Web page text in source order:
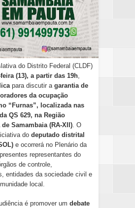
do Distrito Federal (CLDF)
(13), a partir das 19h
para discutir a garantia de
da ocupação
“Furnas”, localizada nas
QS 629, na Região
Samambaia (RA‑XII) . O
do deputado distrital
e ocorrerá no Plenário da
representantes do
de controle,
entidades da sociedade civil e
local.
é promover um debate